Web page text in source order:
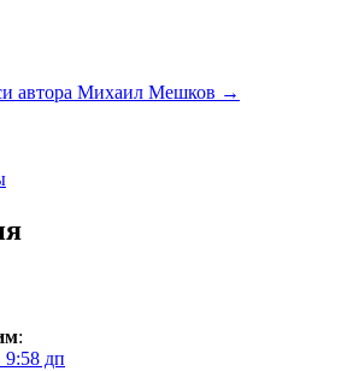
автора Михаил Мешков →
:
9:58 дп